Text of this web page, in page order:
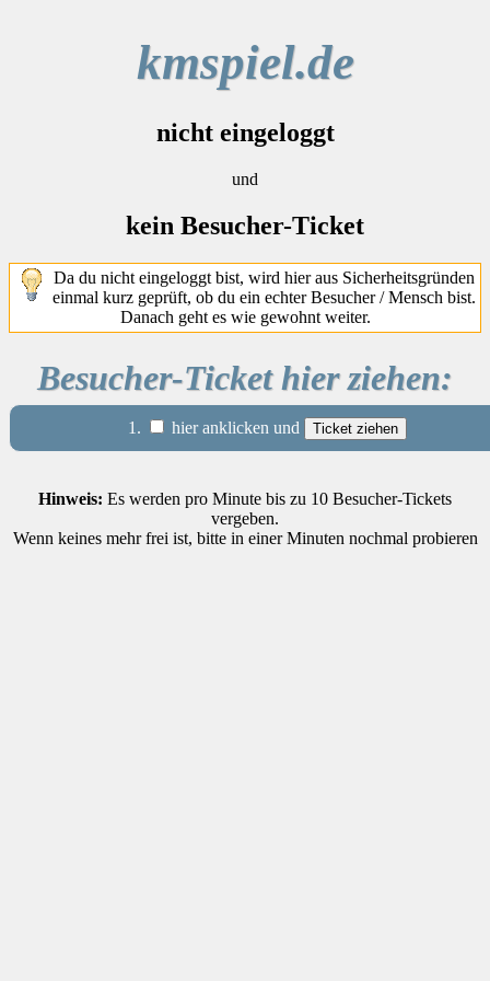
kmspiel.de
nicht eingeloggt
und
kein Besucher-Ticket
Da du nicht eingeloggt bist, wird hier aus Sicherheitsgründen
einmal kurz geprüft, ob du ein echter Besucher / Mensch bist.
Danach geht es wie gewohnt weiter.
Besucher-Ticket hier ziehen:
1. hier anklicken und
Hinweis: Es werden pro Minute bis zu 10 Besucher-Tickets
vergeben.
Wenn keines mehr frei ist, bitte in einer Minuten nochmal probieren